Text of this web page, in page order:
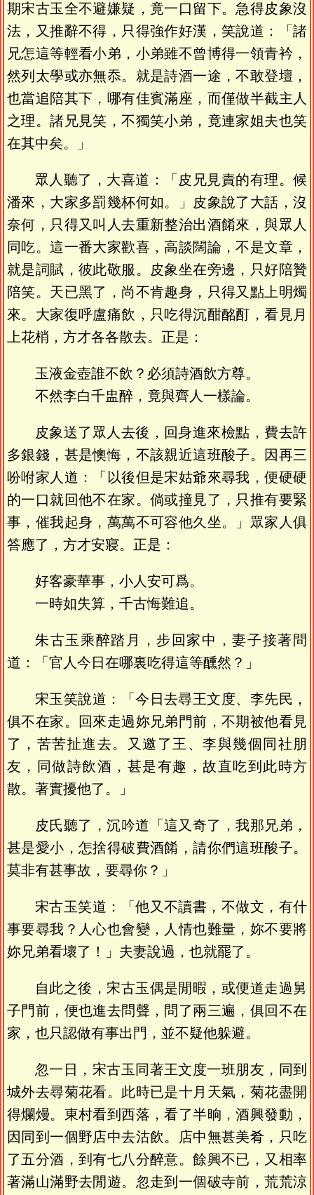
期宋古玉全不避嫌疑，竟一口留下。急得皮象沒
法，又推辭不得，只得強作好漢，笑說道：「諸
兄怎這等輕看小弟，小弟雖不曾博得一領青衿，
然列太學或亦無忝。就是詩酒一途，不敢登壇，
也當追陪其下，哪有佳賓滿座，而僅做半截主人
之理。諸兄見笑，不獨笑小弟，竟連家姐夫也笑
在其中矣。」
眾人聽了，大喜道：「皮兄見責的有理。候
潘來，大家多罰幾杯何如。」皮象說了大話，沒
奈何，只得又叫人去重新整治出酒餚來，與眾人
同吃。這一番大家歡喜，高談闊論，不是文章，
就是詞賦，彼此敬服。皮象坐在旁邊，只好陪贊
陪笑。天已黑了，尚不肯趣身，只得又點上明燭
來。大家復呼盧痛飲，只吃得沉酣酩酊，看見月
上花梢，方才各各散去。正是：
玉液金壺誰不飲？必須詩酒飲方尊。
不然李白千盅醉，竟與齊人一樣論。
皮象送了眾人去後，回身進來檢點，費去許
多銀錢，甚是懊悔，不該親近這班酸子。因再三
吩咐家人道：「以後但是宋姑爺來尋我，便硬硬
的一口就回他不在家。倘或撞見了，只推有要緊
事，催我起身，萬萬不可容他久坐。」眾家人俱
答應了，方才安寢。正是：
好客豪華事，小人安可爲。
一時如失算，千古悔難追。
朱古玉乘醉踏月，步回家中，妻子接著問
道：「官人今日在哪裏吃得這等醺然？」
宋玉笑說道：「今日去尋王文度、李先民，
俱不在家。回來走過妳兄弟門前，不期被他看見
了，苦苦扯進去。又邀了王、李與幾個同社朋
友，同做詩飲酒，甚是有趣，故直吃到此時方
散。著實擾他了。」
皮氏聽了，沉吟道「這又奇了，我那兄弟，
甚是愛小，怎捨得破費酒餚，請你們這班酸子。
莫非有甚事故，要尋你？」
宋古玉笑道：「他又不讀書，不做文，有什
事要尋我？人心也會變，人情也難量，妳不要將
妳兄弟看壞了！」夫妻說過，也就罷了。
自此之後，宋古玉偶是閒暇，或便道走過舅
子門前，便也進去問聲，問了兩三遍，俱回不在
家，也只認做有事出門，並不疑他躲避。
忽一日，宋古玉同著王文度一班朋友，同到
城外去尋菊花看。此時已是十月天氣，菊花盡開
得爛熳。東村看到西落，看了半晌，酒興發動，
因同到一個野店中去沽飲。店中無甚美肴，只吃
了五分酒，到有七八分醉意。餘興不已，又相率
著滿山滿野去閒遊。忽走到一個破寺前，荒荒涼